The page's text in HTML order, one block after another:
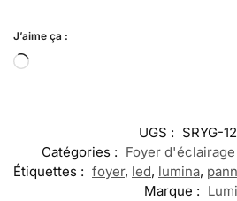
J’aime ça :
UGS : SRYG-
Catégories : Foyer
Étiquettes : foyer, led, lumina,
Marque :